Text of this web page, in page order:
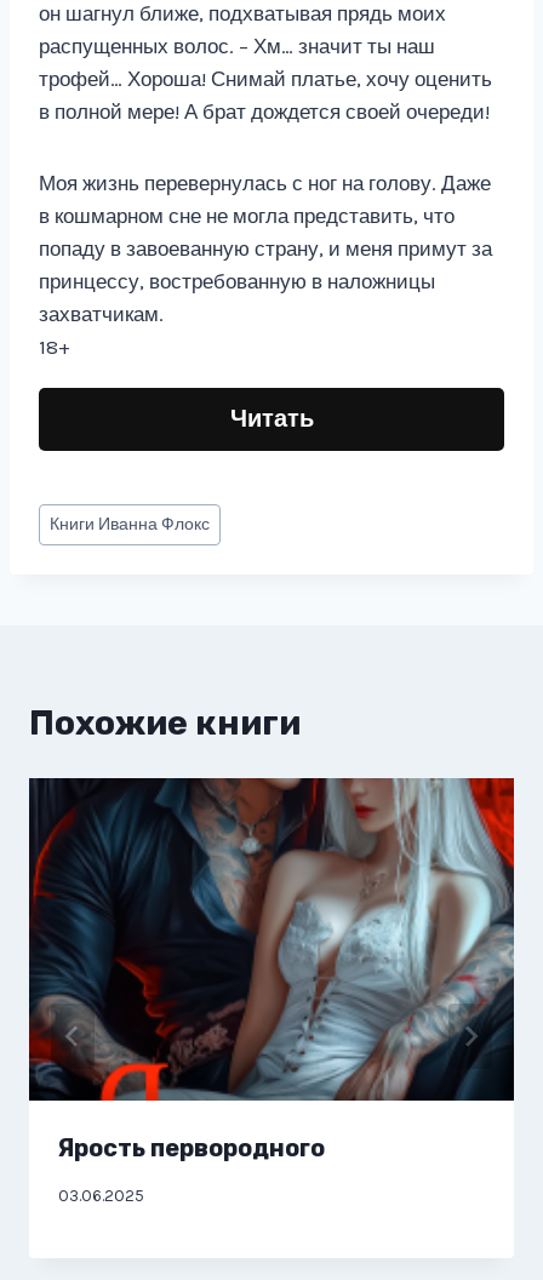
он шагнул ближе, подхватывая прядь моих
распущенных волос. – Хм… значит ты наш
трофей… Хороша! Снимай платье, хочу оценить
в полной мере! А брат дождется своей очереди!
Моя жизнь перевернулась с ног на голову. Даже
в кошмарном сне не могла представить, что
попаду в завоеванную страну, и меня примут за
принцессу, востребованную в наложницы
захватчикам.
18+
Читать
Метки
записи:
Книги Иванна Флокс
Похожие книги
Ярость первородного
03.06.2025